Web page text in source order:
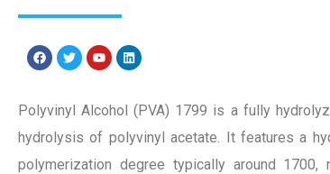
Polyvinyl Alcohol (PVA) 1799 is a fully
hydrolysis of polyvinyl acetate. It features a
polymerization degree typically around